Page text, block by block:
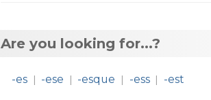
Are you looking for...?
-es | -ese | -esque | -ess | -est